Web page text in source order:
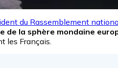
du Rassemblement
de la sphère mondaine
les Français.